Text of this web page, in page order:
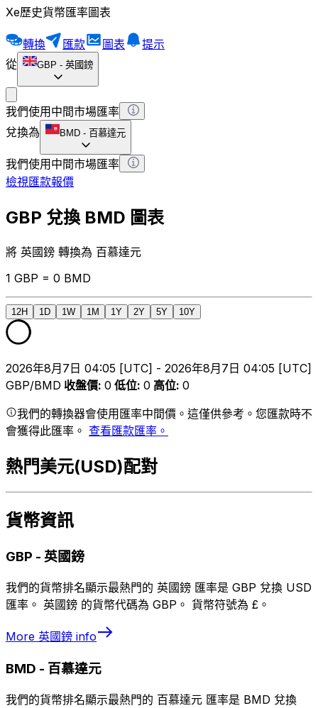
Xe歷史貨幣匯率圖表
轉換 匯款 圖表
提示
從
GBP - 英國鎊
我們使用中間市場匯率
兌換為
BMD - 百慕達元
我們使用中間市場匯率
檢視匯款報價
GBP 兌換 BMD 圖表
將 英國鎊 轉換為 百慕達元
1 GBP = 0 BMD
12H 1D 1W 1M 1Y 2Y 5Y 10Y
2026年8月7日 04:05 [UTC] - 2026年8月7日 04:05 [UTC]
GBP/BMD 收盤價: 0 低位: 0 高位: 0
我們的轉換器會使用匯率中間價。這僅供參考。您匯款時不
會獲得此匯率。 查看匯款匯率。
熱門美元(USD)配對
貨幣資訊
GBP - 英國鎊
我們的貨幣排名顯示最熱門的 英國鎊 匯率是 GBP 兌換 USD
匯率。 英國鎊 的貨幣代碼為 GBP。 貨幣符號為 £。
More 英國鎊 info
BMD - 百慕達元
我們的貨幣排名顯示最熱門的 百慕達元 匯率是 BMD 兌換